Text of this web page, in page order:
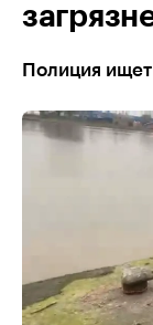
Полиция